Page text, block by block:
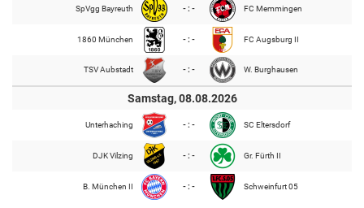
SpVgg Bayreuth - : - FC Memmingen
1860 München - : - FC Augsburg II
TSV Aubstadt - : - W. Burghausen
Samstag, 08.08.2026
Unterhaching - : - SC Eltersdorf
DJK Vilzing - : - Gr. Fürth II
B. München II - : - Schweinfurt 05